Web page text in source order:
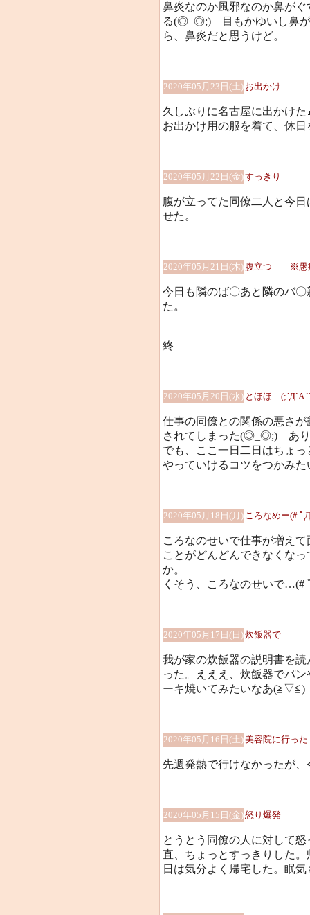
鼻炎なのか風邪なのか鼻が
る(◎_◎;) 目もかゆいし鼻が
ら、鼻炎だと思うけど。
2020年05月23日(土) お出かけ
久しぶりに名古屋に出かけた
お出かけ用の服を着て、休
2020年05月22日(金)すっきり
腹が立ってた同僚二人と今
せた。
2020年05月21日(木) 腹立つ ※愚
今日も隣のば〇あと隣のバ
た。
終
2020年05月20日(水) とほほ…(;´Д`A
仕事の同僚との関係の悪さ
されてしまった(◎_◎;) あり
でも、ここ一日二日はちょ
やっていけるコツをつかみた
2020年05月18日(月) ころなめー(# ﾟ
ころなのせいで仕事が増え
ことがどんどんできなくな
か。
くそう、ころなのせいで…(#
2020年05月17日(日)炊飯器で
我が家の炊飯器の説明書を
った。えええ、炊飯器でパ
ーキ焼いてみたいなあ(≧▽≦)
2020年05月16日(土)美容院に行った
先週発熱で行けなかったが
2020年05月15日(金)怒り爆発
とうとう同僚の人に対して
直、ちょっとすっきりした
日は気分よく帰宅した。眠